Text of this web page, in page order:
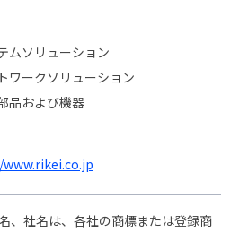
ムソリューション
ワークソリューション
品および機器
、社名は、各社の商標または登録商